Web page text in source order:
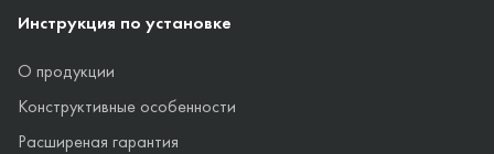
Инструкция по установке
О продукции
Конструктивные особенности
Расширеная гарантия